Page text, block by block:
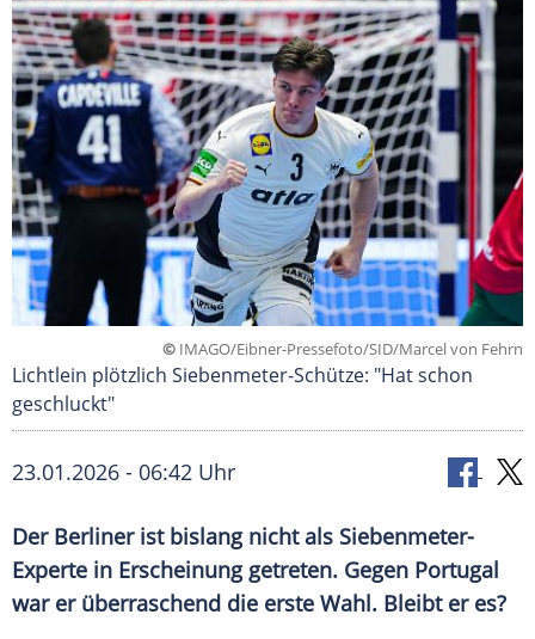
© IMAGO/Eibner-Pressefoto/SID/Marcel von Fehrn
Lichtlein plötzlich Siebenmeter-Schütze: "Hat schon
geschluckt"
23.01.2026 - 06:42 Uhr
Der Berliner ist bislang nicht als Siebenmeter-
Experte in Erscheinung getreten. Gegen Portugal
war er überraschend die erste Wahl. Bleibt er es?